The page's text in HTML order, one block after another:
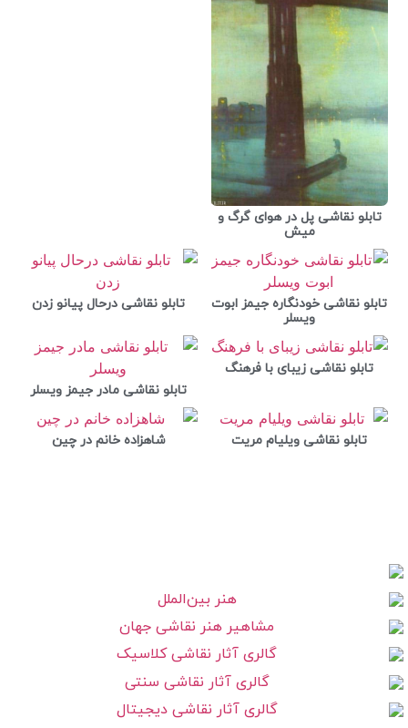
تابلو نقاشی پل در هوای گرگ و
میش
تابلو نقاشی خودنگاره جیمز ابوت
ویسلر
تابلو نقاشی درحال پیانو زدن
تابلو نقاشی زیبای با فرهنگ
تابلو نقاشی مادر جیمز ویسلر
تابلو نقاشی ویلیام مریت شاهزاده خانم در چین